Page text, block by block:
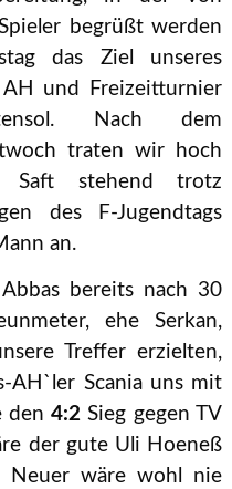
begrüßt werden
das Ziel unseres
und Freizeitturnier
Nach dem
traten wir hoch
stehend trotz
des F-Jugendtags
an.
bereits nach 30
ehe Serkan,
Treffer erzielten,
AH`ler Scania uns mit
den4:2 Sieg gegen TV
der gute Uli Hoeneß
Neuer wäre wohl nie